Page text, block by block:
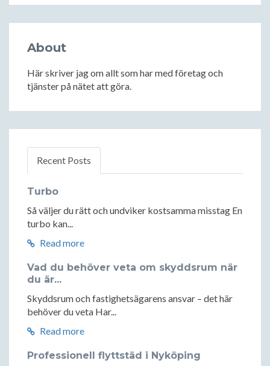
About
Här skriver jag om allt som har med företag och
tjänster på nätet att göra.
Recent Posts
Turbo
Så väljer du rätt och undviker kostsamma misstag En
turbo kan...
Read more
Vad du behöver veta om skyddsrum när
du är...
Skyddsrum och fastighetsägarens ansvar – det här
behöver du veta Har...
Read more
Professionell flyttstäd i Nyköping